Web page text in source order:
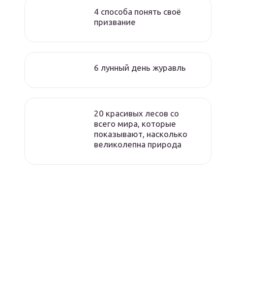
4 способа понять своё
призвание
6 лунный день журавль
20 красивых лесов со
всего мира, которые
показывают, насколько
великолепна природа